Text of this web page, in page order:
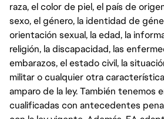
raza, el color de piel, el país de
sexo, el género, la identidad de
orientación sexual, la edad, la
religión, la discapacidad, las
embarazos, el estado civil, la
militar o cualquier otra
amparo de la ley. También tenemos
cualificadas con antecedentes